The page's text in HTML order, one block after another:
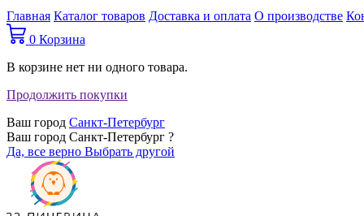
Главная Каталог товаров Доставка и оплата О производстве
0 Корзина
В корзине нет ни одного товара.
Продолжить покупки
Ваш город Санкт-Петербург
Ваш город Санкт-Петербург ?
Да, все верно Выбрать другой